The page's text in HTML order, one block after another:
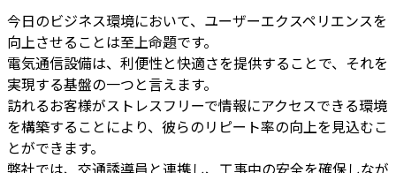
今日のビジネス環境において、ユーザーエクスペリエンスを
向上させることは至上命題です。
電気通信設備は、利便性と快適さを提供することで、それを
実現する基盤の一つと言えます。
訪れるお客様がストレスフリーで情報にアクセスできる環境
を構築することにより、彼らのリピート率の向上を見込むこ
とができます。
弊社では、交通誘導員と連携し、工事中の安全を確保しなが